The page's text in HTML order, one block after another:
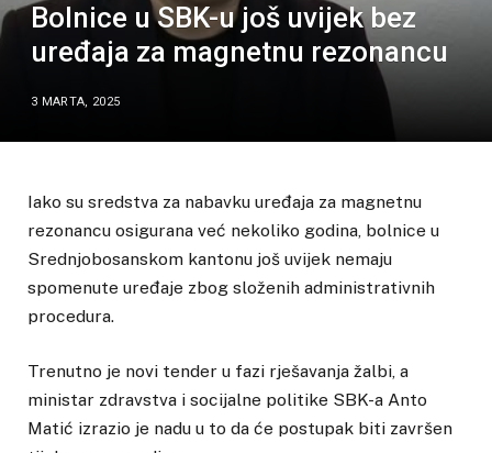
Bolnice u SBK-u još uvijek bez
uređaja za magnetnu rezonancu
3 MARTA, 2025
Iako su sredstva za nabavku uređaja za magnetnu
rezonancu osigurana već nekoliko godina, bolnice u
Srednjobosanskom kantonu još uvijek nemaju
spomenute uređaje zbog složenih administrativnih
procedura.
Trenutno je novi tender u fazi rješavanja žalbi, a
ministar zdravstva i socijalne politike SBK-a Anto
Matić izrazio je nadu u to da će postupak biti završen